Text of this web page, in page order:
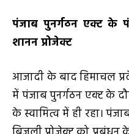
पंजाब पुनर्गठन एक्ट के
शानन प्रोजेक्ट
आजादी के बाद हिमाचल
में पंजाब पुनर्गठन एक्ट के
के स्वामित्व में ही रहा।